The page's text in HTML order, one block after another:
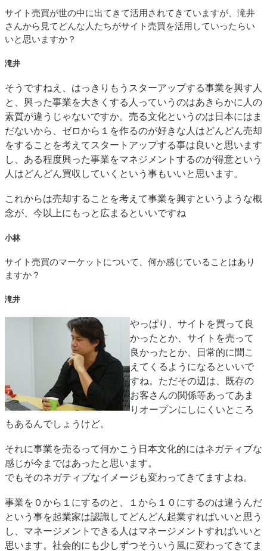
サイト売買が世の中に出てきて活用されてきていますが、滝井
さんから見てどんな人たちがサイト売買を活用していったらい
いと思いますか？
滝井
そうですねえ、はっきりもうスターアップする事業を興す人
と、興った事業を大きくする人っていうのはあきらかに人の
素質が違うじゃないですか。売る文化というのは日本にはま
だないから、ゼロから１を作るのが好きな人はどんどん売却
をすることを考えてスタートアップする事は良いと思います
し、ある程度興った事業をマネジメントするのが得意という
人はどんどん買収していくという事もいいと思います。
これからは売却することを考えて事業を興すというような概
念が、今以上にもっと広まるといいですね
小林
サイト売買のマーケットについて、何か感じていることはあり
ますか？
滝井
やっぱり、サイトを買って良
かったとか、サイトを売って
良かったとか、日常的に聞こ
えてくるようになるといいで
すね。ただその辺は、既存の
お客さんの関係等あってあま
りオープンにしにくいところ
もあるんでしょうけど。
それに事業を売るって何かこう日本文化的にはネガティブな
感じが今まではあったと思います。
でもそのネガティブなイメージも変わってきてますよね。
事業を０から１にするのと、１から１０にするのは違うんだ
という事を起業家は認識してどんどん起業すればいいと思う
し、マネージメントできる人はマネージメントすればいいと
思います。社会的にも少しずつそういう風に変わってきてま